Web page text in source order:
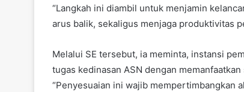
“Langkah ini diambil untuk menjamin
arus balik, sekaligus menjaga produktivitas
Melalui SE tersebut, ia meminta, instansi
tugas kedinasan ASN dengan
“Penyesuaian ini wajib mempertimbangkan